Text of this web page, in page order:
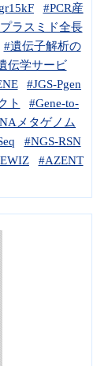
#PCR産
ラスミド全長
#遺伝子解析の
伝学サービ
#JGS-Pgen
ト
#Gene-to-
メタゲノム
#NGS-RSN
#AZENT